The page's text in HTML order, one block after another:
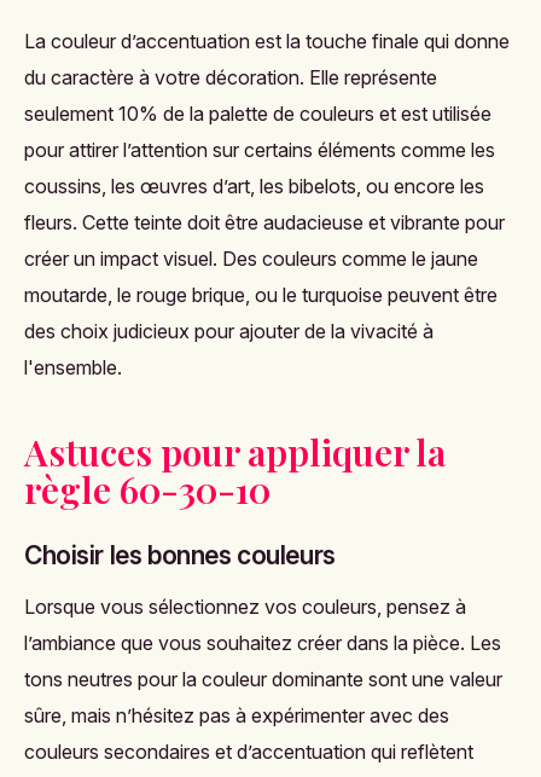
La couleur d’accentuation est la touche finale qui donne
du caractère à votre décoration. Elle représente
seulement 10% de la palette de couleurs et est utilisée
pour attirer l’attention sur certains éléments comme les
coussins, les œuvres d’art, les bibelots, ou encore les
fleurs. Cette teinte doit être audacieuse et vibrante pour
créer un impact visuel. Des couleurs comme le jaune
moutarde, le rouge brique, ou le turquoise peuvent être
des choix judicieux pour ajouter de la vivacité à
l'ensemble.
Astuces pour appliquer la
règle 60-30-10
Choisir les bonnes couleurs
Lorsque vous sélectionnez vos couleurs, pensez à
l’ambiance que vous souhaitez créer dans la pièce. Les
tons neutres pour la couleur dominante sont une valeur
sûre, mais n’hésitez pas à expérimenter avec des
couleurs secondaires et d’accentuation qui reflètent